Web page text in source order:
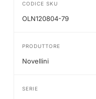
CODICE SKU
OLN120804-79
PRODUTTORE
Novellini
SERIE